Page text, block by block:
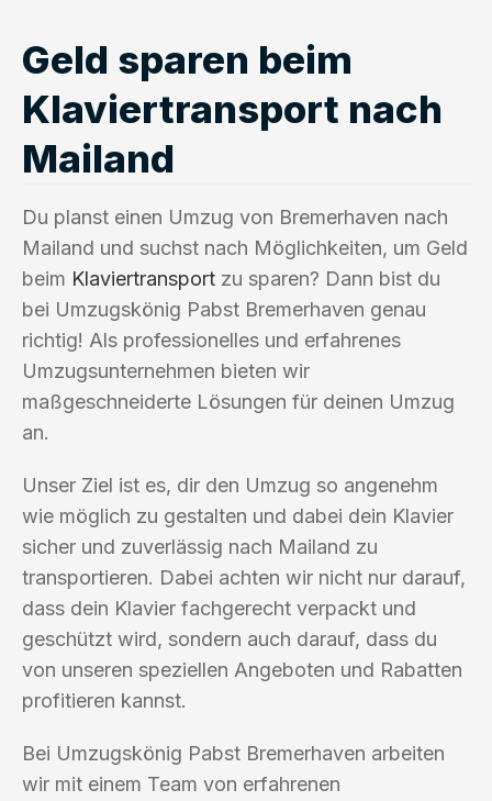
Geld sparen beim
Klaviertransport nach
Mailand
Du planst einen Umzug von Bremerhaven nach
Mailand und suchst nach Möglichkeiten, um Geld
beim Klaviertransport zu sparen? Dann bist du
bei Umzugskönig Pabst Bremerhaven genau
richtig! Als professionelles und erfahrenes
Umzugsunternehmen bieten wir
maßgeschneiderte Lösungen für deinen Umzug
an.
Unser Ziel ist es, dir den Umzug so angenehm
wie möglich zu gestalten und dabei dein Klavier
sicher und zuverlässig nach Mailand zu
transportieren. Dabei achten wir nicht nur darauf,
dass dein Klavier fachgerecht verpackt und
geschützt wird, sondern auch darauf, dass du
von unseren speziellen Angeboten und Rabatten
profitieren kannst.
Bei Umzugskönig Pabst Bremerhaven arbeiten
wir mit einem Team von erfahrenen